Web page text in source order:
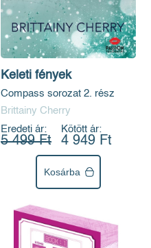
Keleti fények
Compass sorozat 2. rész
Brittainy Cherry
Eredeti ár:
5 499 Ft
Kötött ár:
4 949 Ft
Kosárba